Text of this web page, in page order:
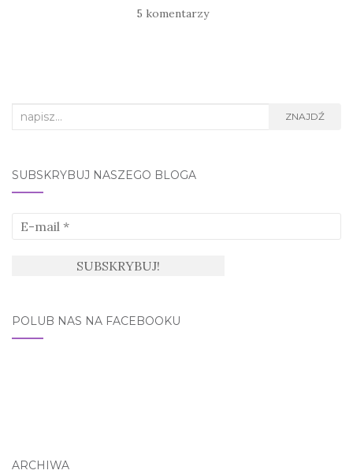
5 komentarzy
Search
ZNAJDŹ
SUBSKRYBUJ NASZEGO BLOGA
POLUB NAS NA FACEBOOKU
ARCHIWA